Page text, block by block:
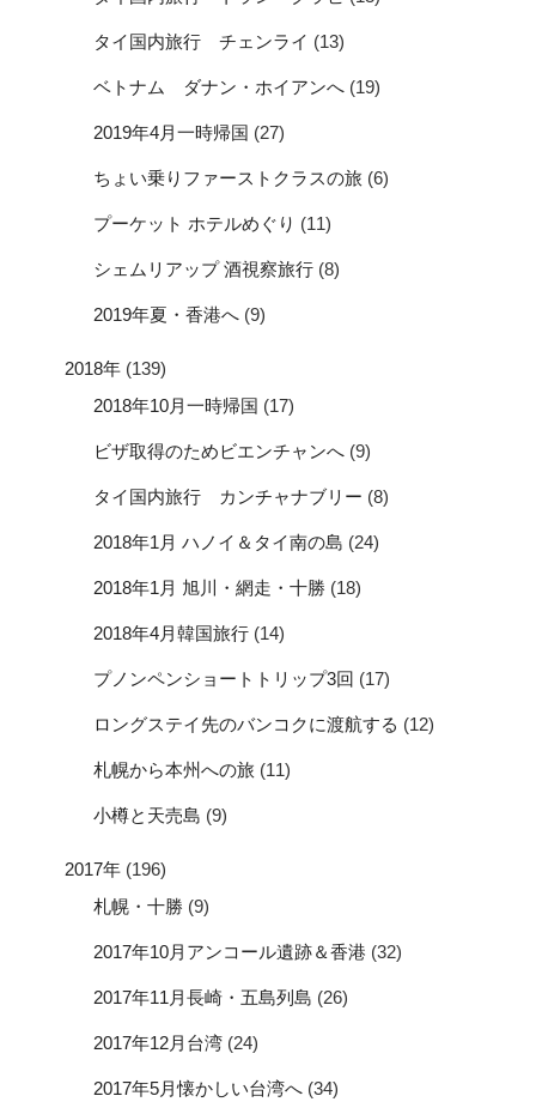
タイ国内旅行 チェンライ (13)
ベトナム ダナン・ホイアンへ (19)
2019年4月一時帰国 (27)
ちょい乗りファーストクラスの旅 (6)
プーケット ホテルめぐり (11)
シェムリアップ 酒視察旅行 (8)
2019年夏・香港へ (9)
2018年 (139)
2018年10月一時帰国 (17)
ビザ取得のためビエンチャンへ (9)
タイ国内旅行 カンチャナブリー (8)
2018年1月 ハノイ＆タイ南の島 (24)
2018年1月 旭川・網走・十勝 (18)
2018年4月韓国旅行 (14)
プノンペンショートトリップ3回 (17)
ロングステイ先のバンコクに渡航する (12)
札幌から本州への旅 (11)
小樽と天売島 (9)
2017年 (196)
札幌・十勝 (9)
2017年10月アンコール遺跡＆香港 (32)
2017年11月長崎・五島列島 (26)
2017年12月台湾 (24)
2017年5月懐かしい台湾へ (34)